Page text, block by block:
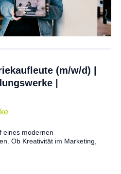
(m/w/d) |
|
eines modernen
Ob Kreativität im Marketing,